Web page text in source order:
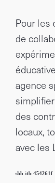
Pour les
de
agence
des
locaux,
avec les
sbb-itb-454261f